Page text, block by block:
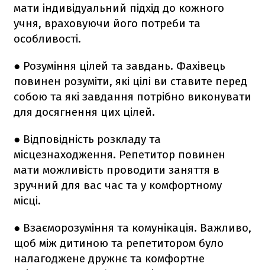
мати індивідуальний підхід до кожного
учня, враховуючи його потреби та
особливості.
● Розуміння цілей та завдань. Фахівець
повинен розуміти, які цілі ви ставите перед
собою та які завдання потрібно виконувати
для досягнення цих цілей.
● Відповідність розкладу та
місцезнаходження. Репетитор повинен
мати можливість проводити заняття в
зручний для вас час та у комфортному
місці.
● Взаєморозуміння та комунікація. Важливо,
щоб між дитиною та репетитором було
налагоджене дружнє та комфортне